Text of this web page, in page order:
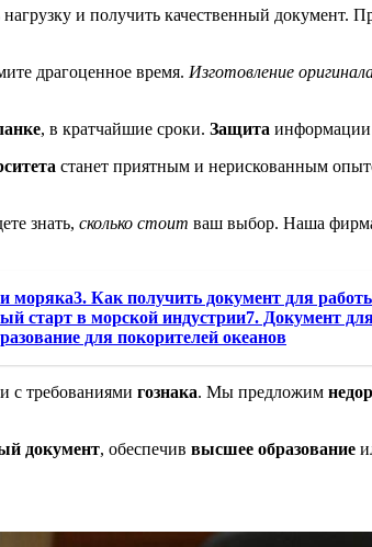
и получить качественный
драгоценное время. Изготовление
, в кратчайшие сроки. Защита информации
станет приятным и нерискованным
знать, сколько стоит ваш выбор. Наша
Как получить документ для
старт в морской индустрии7. Документ
для покорителей океанов
с требованиями гознака. Мы предложим
документ, обеспечив высшее образование